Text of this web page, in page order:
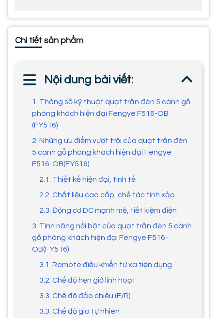
Chi tiết sản phẩm
Nội dung bài viết:
1. Thông số kỹ thuật quạt trần đèn 5 cánh gỗ
phòng khách hiện đại Fengye F516-OB
(FY516)
2. Những ưu điểm vượt trội của quạt trần đèn
5 cánh gỗ phòng khách hiện đại Fengye
F516-OB(FY516)
2.1. Thiết kế hiện đại, tinh tế
2.2. Chất liệu cao cấp, chế tác tinh xảo
2.3. Động cơ DC mạnh mẽ, tiết kiệm điện
3. Tính năng nổi bật của quạt trần đèn 5 cánh
gỗ phòng khách hiện đại Fengye F516-
OB(FY516)
3.1. Remote điều khiển từ xa tiện dụng
3.2. Chế độ hẹn giờ linh hoạt
3.3. Chế độ đảo chiều (F/R)
3.3. Chế độ gió tự nhiên